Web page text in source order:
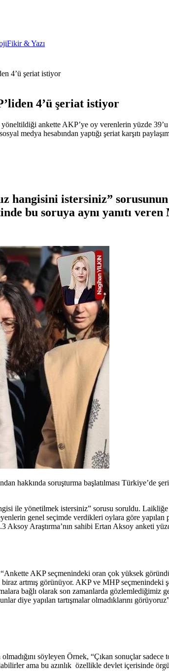
Fikir & Yazı
4’ü şeriat istiyor
4’ü şeriat istiyor
ankette AKP’ye oy verenlerin yüzde 39’u
medya hesabından yaptığı şeriat karşıtı
hangisini istersiniz”
bu soruya aynı yanıtı
hakkında soruşturma başlatılması Türkiye’de
ile yönetilmek istersiniz” sorusu soruldu.
genel seçimde verdikleri oylara göre
Araştırma’nın sahibi Ertan Aksoy anketi
AKP seçmenindeki oran çok yüksek
artmış görünüyor. AKP ve MHP
bağlı olarak son zamanlarda gözlemlediğimiz
diye yapılan tartışmalar olmadıklarını
söyleyen Örnek, “Çıkan sonuçlar
ama bu azınlık özellikle devlet içerisinde